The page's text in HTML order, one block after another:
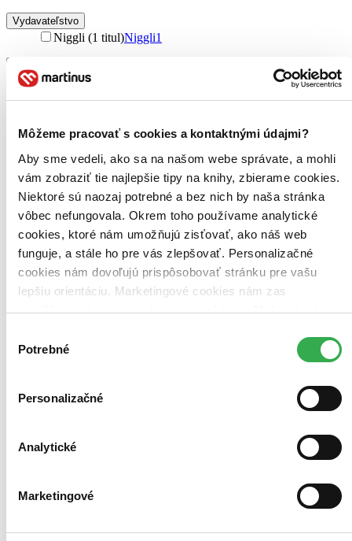
Môžeme pracovať s cookies a kontaktnými údajmi?
Aby sme vedeli, ako sa na našom webe správate, a mohli
vám zobraziť tie najlepšie tipy na knihy, zbierame cookies.
Niektoré sú naozaj potrebné a bez nich by naša stránka
vôbec nefungovala. Okrem toho používame analytické
cookies, ktoré nám umožňujú zisťovať, ako náš web
funguje, a stále ho pre vás zlepšovať. Personalizačné
cookies nám dovoľujú prispôsobovať stránku pre vašu
lepšiu orientáciu. Marketingové cookies nám zas
umožňujú zobrazenie relevantnej reklamy. Niektoré údaje
keby sme mohli používať všetky tieto cookies. Ďakujeme!
súhlasu
Potrebné
Personalizačné
Analytické
Marketingové
Vydavateľstvo
Niggli (1 titul)Niggli1
pevná väzba (1 titul)
Zoradiť
Bestsellery
Top hodnotené
Novinky
Najdrahšie
Najlacnejšie
Najvyššia zľava
Zrušiť filtre